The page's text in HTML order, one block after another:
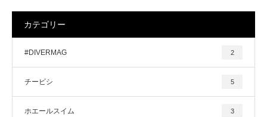
カテゴリー
#DIVERMAG 2
チービシ 5
ホエールスイム 3